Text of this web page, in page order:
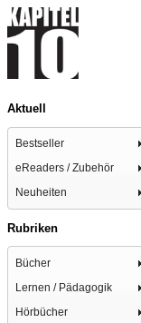
Aktuell
Bestseller
eReaders / Zubehör
Neuheiten
Rubriken
Bücher
Lernen / Pädagogik
Hörbücher